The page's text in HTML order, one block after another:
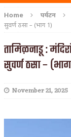
Home पर्यटन
सुवर्ण ठसा – (भाग 1)
तामिळनाडू :
सुवर्ण ठसा –
November 21, 2025